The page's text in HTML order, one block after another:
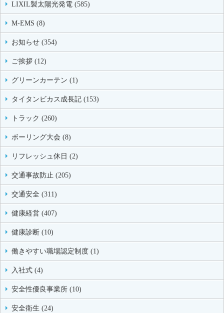
LIXIL製太陽光発電 (585)
M-EMS (8)
お知らせ (354)
ご挨拶 (12)
グリーンカーテン (1)
タイタンビカス成長記 (153)
トラック (260)
ボーリング大会 (8)
リフレッシュ休日 (2)
交通事故防止 (205)
交通安全 (311)
健康経営 (407)
健康診断 (10)
働きやすい職場認定制度 (1)
入社式 (4)
安全性優良事業所 (10)
安全衛生 (24)